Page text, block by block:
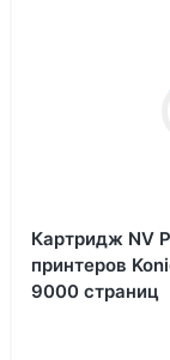
Картридж NV
принтеров
9000 страниц